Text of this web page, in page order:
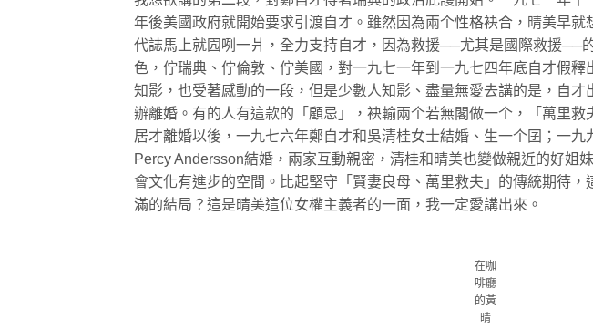
年後美國政府就開始要求引渡自才。雖然因為兩个性格袂合，晴美早
代誌馬上就囥咧一爿，全力支持自才，因為救援──尤其是國際救援──
色，佇瑞典、佇倫敦、佇美國，對一九七一年到一九七四年底自才假釋
知影，也受著感動的一段，但是少數人知影、盡量無愛去講的是，自
辦離婚。有的人有這款的「顧忌」，袂輸兩个若無閣做一个，「萬里
居才離婚以後，一九七六年鄭自才和吳清桂女士結婚、生一个囝；一
Percy Andersson結婚，兩家互動親密，清桂和晴美也變做親近的好姐
會文化有進步的空間。比起堅守「賢妻良母、萬里救夫」的傳統期待
滿的結局？這是晴美這位女權主義者的一面，我一定愛講出來。
在咖
啡廳
的黃
晴